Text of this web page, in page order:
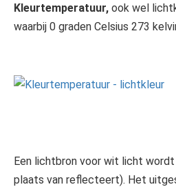
Kleurtemperatuur, ook wel
waarbij 0 graden Celsius 273
Een lichtbron voor wit licht
plaats van reflecteert). Het